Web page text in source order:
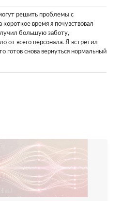
решить проблемы с
время я почувствовал
большую заботу,
от всего персонала. Я встретил
готов снова вернуться нормальный